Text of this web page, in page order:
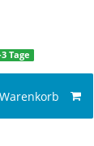
Tage